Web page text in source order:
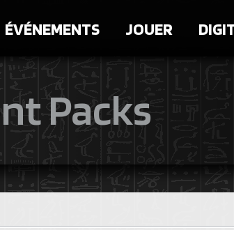
ÉVÉNEMENTS JOUER
Packs